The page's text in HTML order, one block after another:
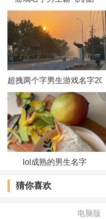
戒心。
宿命
痊愈
殇情
柠萌
伪爷。
梦毁
奇葩°
超拽两个字男生游戏名字
lol成熟的男生名字
猜你喜欢
电脑版